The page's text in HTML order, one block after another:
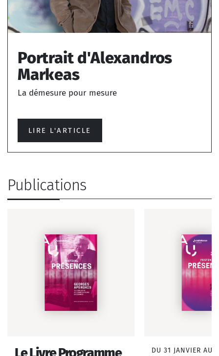
Portrait d'Alexandros
Markeas
La démesure pour mesure
LIRE L'ARTICLE
Publications
DU 31 JANVIER AU